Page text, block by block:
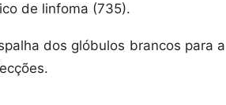
de linfoma (735).
dos glóbulos brancos para a